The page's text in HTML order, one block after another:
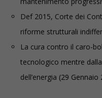
Def 2015, Corte dei
riforme strutturali
La cura contro il caro-
tecnologico mentre
dell’energia (29 Gennaio